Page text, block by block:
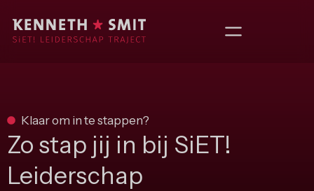
Klaar om in te stappen?
Zo stap jij in bij SiET!
Leiderschap